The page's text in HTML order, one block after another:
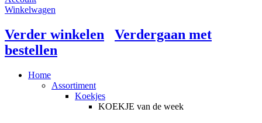
Winkelwagen
Verder winkelen
Verdergaan met
bestellen
Home
Assortiment
Koekjes
KOEKJE van de week